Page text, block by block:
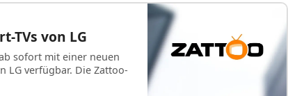
TVs von LG
sofort mit einer neuen
LG verfügbar. Die Zattoo-